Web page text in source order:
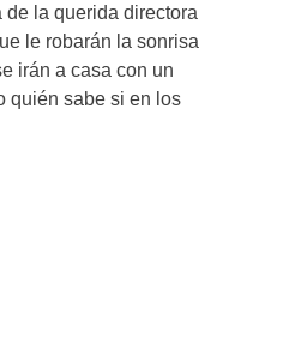
la querida directora
le robarán la sonrisa
irán a casa con un
quién sabe si en los